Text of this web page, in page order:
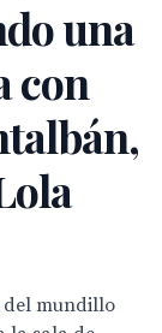
una
con
del mundillo